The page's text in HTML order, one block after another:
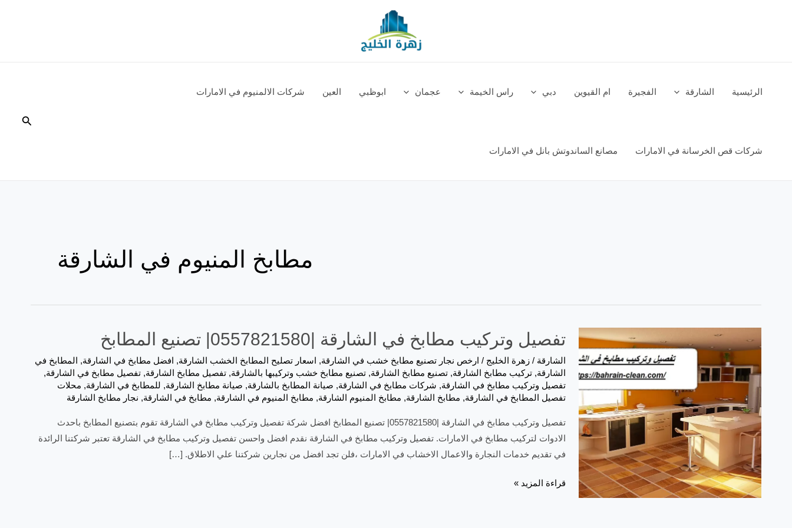
الرئيسية الشارقة الفجيرة ام القيوين دبي راس الخيمة عجمان ابوظبي العين شركات الالمنيوم في الامارات
شركات قص الخرسانة في الامارات مصانع الساندوتش بانل في الامارات
البحث
مطابخ المنيوم في الشارقة
تفصيل وتركيب مطابخ في الشارقة |0557821580| تصنيع المطابخ
الشارقة /زهرة الخليج/ ارخص نجار تصنيع مطابخ خشب في الشارقة, اسعار تصليح المطابخ الخشب الشارقة, افضل مطابخ في الشارقة, المطابخ في
الشارقة,تركيب مطابخ الشارقة,تصنيع مطابخ الشارقة,تصنيع مطابخ خشب وتركيبها بالشارقة,تفصيل مطابخ الشارقة,تفصيل مطابخ في الشارقة,
تفصيل وتركيب مطابخ في الشارقة, شركات مطابخ في الشارقة, صيانة المطابخ بالشارقة, صيانة مطابخ الشارقة, للمطابخ في الشارقة, محلات
تفصيل المطابخ في الشارقة, مطابخ الشارقة, مطابخ المنيوم الشارقة, مطابخ المنيوم في الشارقة, مطابخ في الشارقة, نجار مطابخ الشارقة
تفصيل وتركيب مطابخ في الشارقة |0557821580| تصنيع المطابخ افضل شركة تفصيل وتركيب مطابخ في الشارقة تقوم بتصنيع المطابخ باحدث
الادوات لتركيب مطابخ في الامارات. تفصيل وتركيب مطابخ في الشارقة نقدم افضل واحسن تفصيل وتركيب مطابخ في الشارقة تعتبر شركتنا الرائدة
في تقديم خدمات النجارة والاعمال الاخشاب في الامارات ،فلن تجد افضل من نجارين شركتنا علي الاطلاق. […]
تفصيل
قراءة المزيد »